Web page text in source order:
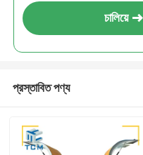
চালিয়ে
প্রস্তাবিত পণ্য